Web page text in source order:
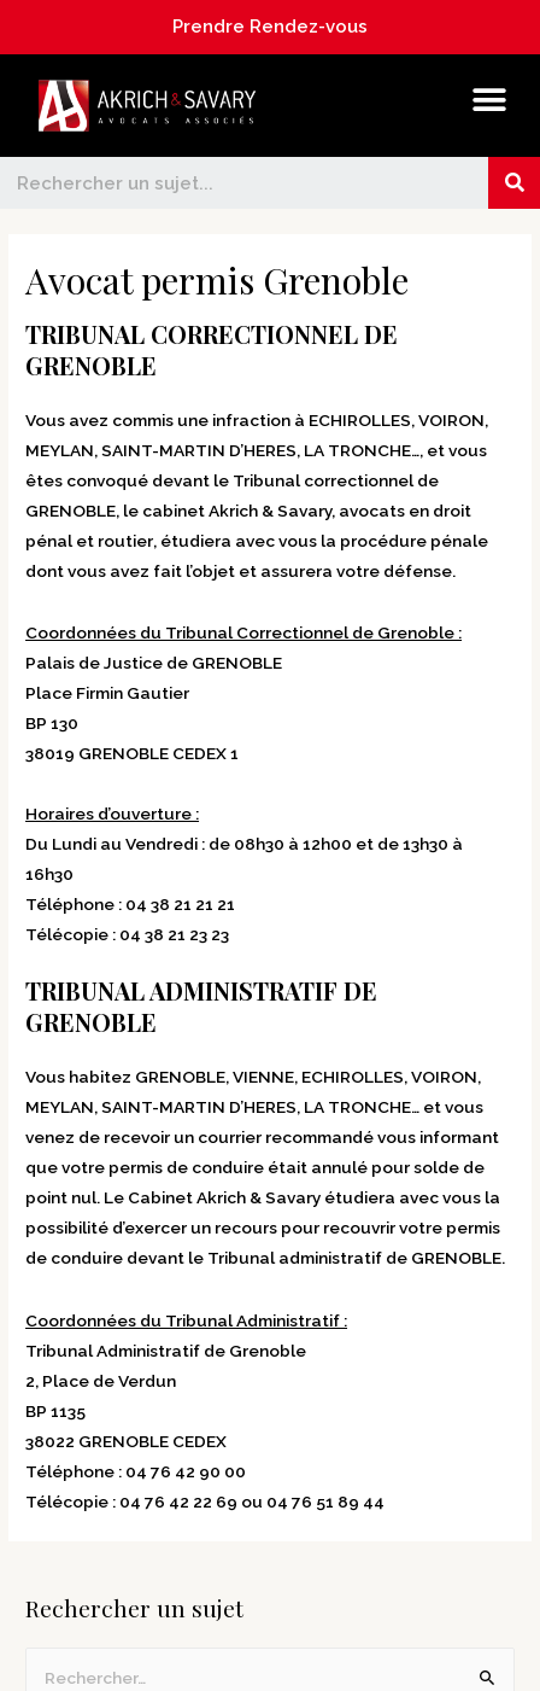
Prendre Rendez-vous
Avocat permis Grenoble
TRIBUNAL CORRECTIONNEL DE
GRENOBLE
Vous avez commis une infraction à ECHIROLLES, VOIRON,
MEYLAN, SAINT-MARTIN D’HERES, LA TRONCHE…, et vous
êtes convoqué devant le Tribunal correctionnel de
GRENOBLE, le cabinet Akrich & Savary, avocats en droit
pénal et routier, étudiera avec vous la procédure pénale
dont vous avez fait l’objet et assurera votre défense.
Coordonnées du Tribunal Correctionnel de Grenoble :
Palais de Justice de GRENOBLE
Place Firmin Gautier
BP 130
38019 GRENOBLE CEDEX 1
Horaires d’ouverture :
Du Lundi au Vendredi : de 08h30 à 12h00 et de 13h30 à
16h30
Téléphone : 04 38 21 21 21
Télécopie : 04 38 21 23 23
TRIBUNAL ADMINISTRATIF DE
GRENOBLE
Vous habitez GRENOBLE, VIENNE, ECHIROLLES, VOIRON,
MEYLAN, SAINT-MARTIN D’HERES, LA TRONCHE… et vous
venez de recevoir un courrier recommandé vous informant
que votre permis de conduire était annulé pour solde de
point nul. Le Cabinet Akrich & Savary étudiera avec vous la
possibilité d’exercer un recours pour recouvrir votre permis
de conduire devant le Tribunal administratif de GRENOBLE.
Coordonnées du Tribunal Administratif :
Tribunal Administratif de Grenoble
2, Place de Verdun
BP 1135
38022 GRENOBLE CEDEX
Téléphone : 04 76 42 90 00
Télécopie : 04 76 42 22 69 ou 04 76 51 89 44
Rechercher un sujet